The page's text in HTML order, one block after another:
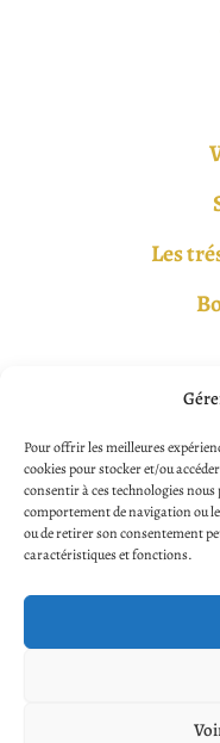
Pour offrir les meilleures
cookies pour stocker et/ou
consentir à ces technologies
comportement de navigation ou
ou de retirer son consentement
caractéristiques et fonctions.
Les
Les
Suivez-nous sur les
Copyright ©